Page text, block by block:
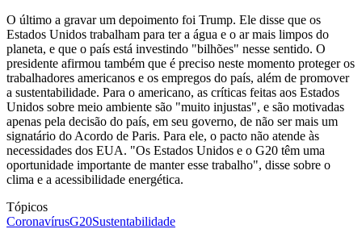
O último a gravar um depoimento foi Trump. Ele disse que os
Estados Unidos trabalham para ter a água e o ar mais limpos do
planeta, e que o país está investindo "bilhões" nesse sentido. O
presidente afirmou também que é preciso neste momento proteger os
trabalhadores americanos e os empregos do país, além de promover
a sustentabilidade. Para o americano, as críticas feitas aos Estados
Unidos sobre meio ambiente são "muito injustas", e são motivadas
apenas pela decisão do país, em seu governo, de não ser mais um
signatário do Acordo de Paris. Para ele, o pacto não atende às
necessidades dos EUA. "Os Estados Unidos e o G20 têm uma
oportunidade importante de manter esse trabalho", disse sobre o
clima e a acessibilidade energética.
Tópicos
CoronavírusG20Sustentabilidade